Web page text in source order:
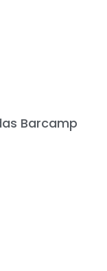
Barcamp